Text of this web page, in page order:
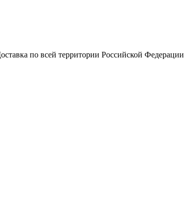
по всей территории Российской Федерации